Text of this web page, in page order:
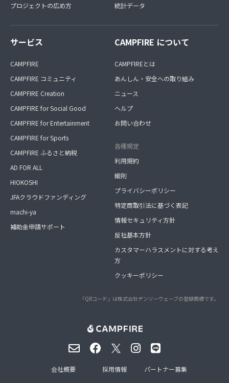
プロジェクトの広め方
統計データ
サービス
CAMPFIRE
CAMPFIRE コミュニティ
CAMPFIRE Creation
CAMPFIRE for Social Good
CAMPFIRE for Entertainment
CAMPFIRE for Sports
CAMPFIRE ふるさと納税
AD FOR ALL
HIOKOSHI
JFAクラウドファンディング
machi-ya
補助金申請サポート
CAMPFIRE について
CAMPFIREとは
あんしん・安全への取り組み
ニュース
ヘルプ
お問い合わせ
各種規定
利用規約
細則
プライバシーポリシー
特定商取引法に基づく表記
情報セキュリティ方針
反社基本方針
カスタマーハラスメントに対する考え
方
クッキーポリシー
「QRコード」は株式会社デンソーウェーブの登録商標です。
会社概要 採用情報 パートナー募集